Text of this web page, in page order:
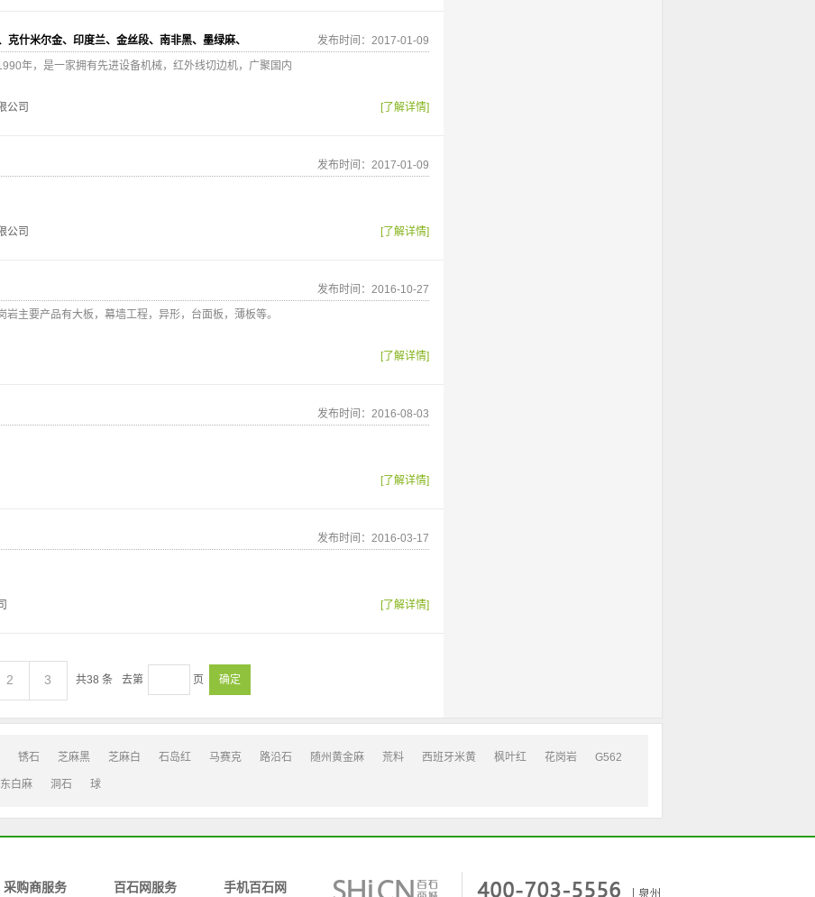
克什米尔金、印度兰、金丝段、南非黑、墨绿麻、
发布时间：2017-01-09
年，是一家拥有先进设备机械，红外线切边机，广聚国内
公司 [了解详情]
发布时间：2017-01-09
公司 [了解详情]
发布时间：2016-10-27
岩主要产品有大板，幕墙工程，异形，台面板，薄板等。
[了解详情]
发布时间：2016-08-03
[了解详情]
发布时间：2016-03-17
[了解详情]
2 3 共38 条 去第 页 确定
锈石 芝麻黑 芝麻白 石岛红 马赛克 路沿石 随州黄金麻 荒料 西班牙米黄 枫叶红 花岗岩 G562
白麻 洞石 球
采购商服务 百石网服务 手机百石网